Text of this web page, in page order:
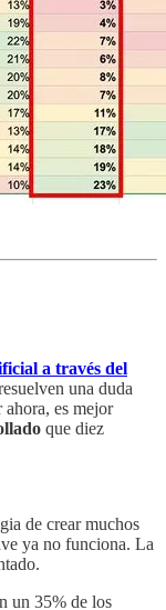
a través del
una duda
es mejor
que diez
de crear muchos
ya no funciona. La
un 35% de los